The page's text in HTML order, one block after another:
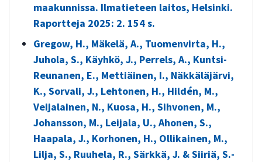
maakunnissa. Ilmatieteen laitos, Helsinki.
Raportteja 2025: 2. 154 s.
Gregow, H., Mäkelä, A., Tuomenvirta, H.,
Juhola, S., Käyhkö, J., Perrels, A., Kuntsi-
Reunanen, E., Mettiäinen, I., Näkkäläjärvi,
K., Sorvali, J., Lehtonen, H., Hildén, M.,
Veijalainen, N., Kuosa, H., Sihvonen, M.,
Johansson, M., Leijala, U., Ahonen, S.,
Haapala, J., Korhonen, H., Ollikainen, M.,
Lilja, S., Ruuhela, R., Särkkä, J. & Siiriä, S.-